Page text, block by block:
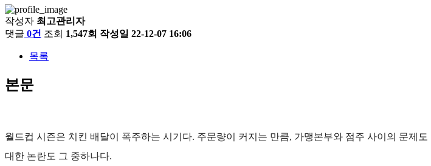
작성자 최고관리자
댓글 0건 조회 1,547회 작성일 22-12-07 16:06
목록
본문
월드컵 시즌은 치킨 배달이 폭주하는 시기다. 주문량이 커지는 만큼, 가맹본부와 점주 사이의 문제
대한 논란도 그 중하나다.